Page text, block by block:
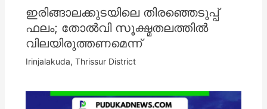
ഇരിങ്ങാലക്കുടയിലെ തിരഞ്ഞെടുപ്പ്
ഫലം; തോൽവി സൂക്ഷ്മതലത്തിൽ
വിലയിരുത്തണമെന്ന്
Irinjalakuda, Thrissur District